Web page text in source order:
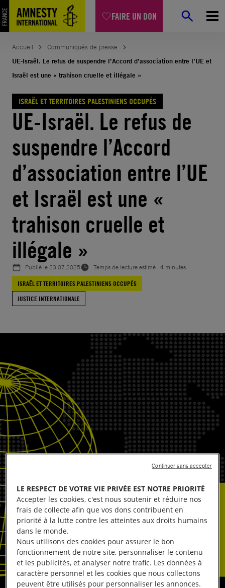
FAIRE UN DON
Aller
au
contenu
Accueil
Communiqués de presse
UE-Israël. Le refus de suspendre l’Accord d’association entre l’UE et
Israël est une « trahison cruelle et illégale »
ISRAËL ET TERRITOIRES PALESTINIENS OCCUPÉS
UE-Israël. Le refus de
suspendre l’Accord
d’association entre l’UE
et Israël est une «
trahison cruelle et
illégale »
Publié le23.07.2025
Temps de lecture estimé : 4 minutes
ISRAËL ET TERRITOIRES PALESTINIENS OCCUPÉS
JUSTICE INTERNATIONALE
LE RESPECT DE VOTRE VIE PRIVÉE EST NOTRE PRIORITÉ
Accepter les cookies, c'est nous soutenir et réduire nos
frais de collecte afin que vos dons contribuent en
priorité à la lutte contre les atteintes aux droits humains
dans le monde.
Nous utilisons des cookies pour assurer le bon
fonctionnement de notre site, personnaliser le contenu
et les publicités, et analyser notre trafic. Les données à
caractère personnel et les cookies que nous collectons
peuvent être utilisés pour personnaliser les annonces.
Continuer sans accepter